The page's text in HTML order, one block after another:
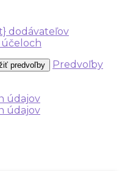
dodávateľov
účeloch
predvoľby
Predvoľby
údajov
údajov